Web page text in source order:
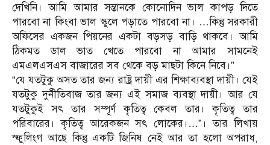
দেখিনি। আমি আমার সন্তানকে কোনোদিন ভাল কাপড় দিতে
পারবো না কিংবা ভাল স্কুলে পড়াতে পারবো না। …কিন্তু সরকারী
অফিসের একজন পিয়নের একটা বড়সড় বাড়ি থাকবে। আমি
ঠিকমত ডাল ভাত খেতে পারবো না আমার সামনেই
এমএলএসএস বাজারের সব থেকে বড় মাছটা কিনে নিবে।”
“যে যতটুকু অসত তার জন্য রাষ্ট্র দায়ী এর শিক্ষাব্যবস্থা দায়ী। যেই
যতটুকু দুর্নীতিবাজ তার জন্য এই সমাজ ব্যবস্থা দায়ী। আর যে
যতটুকুই সৎ তার সম্পূর্ণ কৃতিত্ব কেবল তার। কৃতিত্ব তার
পরিবারের। কৃতিত্ব আরেকজন সৎ লোকের।…”। তার লিখায়
স্ফুলিংগ আছে কিন্তু একটি জিনিষ নেই আর তা হলো অপরাধ,